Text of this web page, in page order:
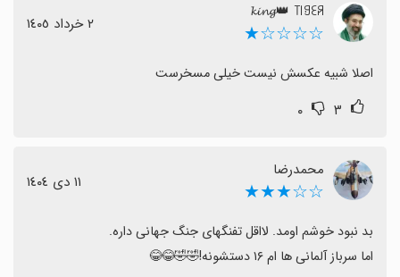
𝓴𝓲𝓷𝓰👑 ꓄꒐ꍌꏂꋪ
☆☆☆☆★ ٢ خرداد ١٤٠٥
اصلا شبیه عکسش نیست خیلی مسخرست
۳ ۰
محمدرضا
☆☆★★★ ١١ دی ١٤٠٤
اما سرباز آلمانی ها ام ۱۶ دستشونه!🤣🤣😂😂